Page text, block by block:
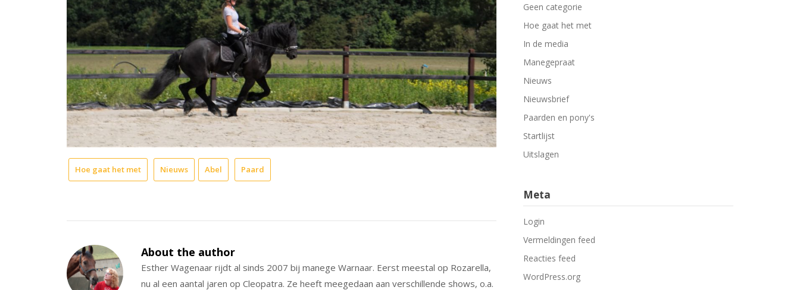
Hoe gaat het met Nieuws Abel Paard
About the author
Esther Wagenaar rijdt al sinds 2007 bij manege Warnaar. Eerst meestal op Rozarella,
nu al een aantal jaren op Cleopatra. Ze heeft meegedaan aan verschillende shows, o.a.
Geen categorie
Hoe gaat het met
In de media
Manegepraat
Nieuws
Nieuwsbrief
Paarden en pony's
Startlijst
Uitslagen
Meta
Login
Vermeldingen feed
Reacties feed
WordPress.org